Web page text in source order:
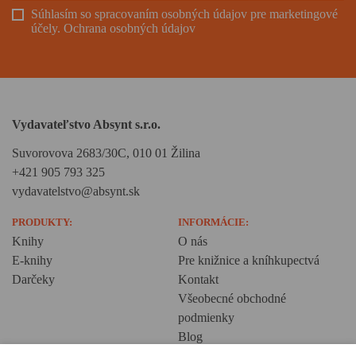
Súhlasím so spracovaním osobných údajov pre marketingové
účely. Ochrana osobných údajov
Vydavateľstvo Absynt s.r.o.
Suvorovova 2683/30C, 010 01 Žilina
+421 905 793 325
vydavatelstvo@absynt.sk
PRODUKTY:
Knihy
E-knihy
Darčeky
INFORMÁCIE:
O nás
Pre knižnice a kníhkupectvá
Kontakt
Všeobecné obchodné
podmienky
Blog